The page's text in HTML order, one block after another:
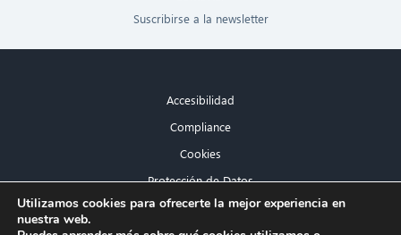
Suscribirse a la newsletter
Accesibilidad
Compliance
Cookies
Protección de Datos
Aviso legal
Utilizamos cookies para ofrecerte la mejor experiencia en
nuestra web.